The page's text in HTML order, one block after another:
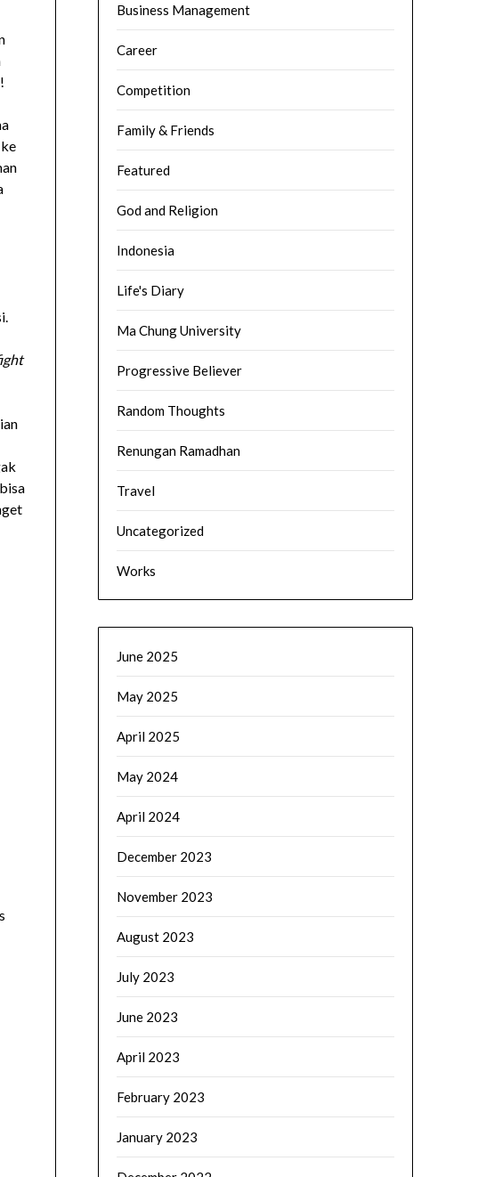
Business Management
Career
Competition
Family & Friends
Featured
God and Religion
Indonesia
Life's Diary
Ma Chung University
Progressive Believer
Random Thoughts
Renungan Ramadhan
Travel
Uncategorized
Works
June 2025
May 2025
April 2025
May 2024
April 2024
December 2023
November 2023
August 2023
July 2023
June 2023
April 2023
February 2023
January 2023